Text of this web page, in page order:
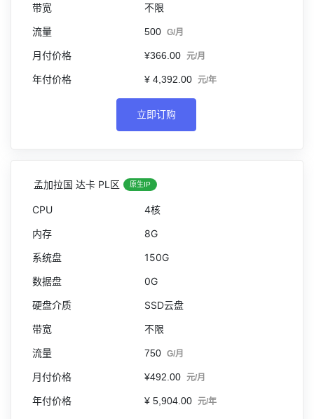
不限
500 G/月
¥366.00 元/月
¥ 4,392.00 元/年
立即订购
孟加拉国 达卡 PL区 原生IP
4核
8G
150G
0G
SSD云盘
不限
750 G/月
¥492.00 元/月
¥ 5,904.00 元/年